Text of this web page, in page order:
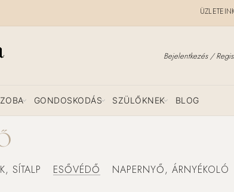
Bejelentkezés /
GONDOSKODÁS SZÜLŐKNEK BLOG
SÍTALP ESŐVÉDŐ NAPERNYŐ, ÁRNYÉKOLÓ